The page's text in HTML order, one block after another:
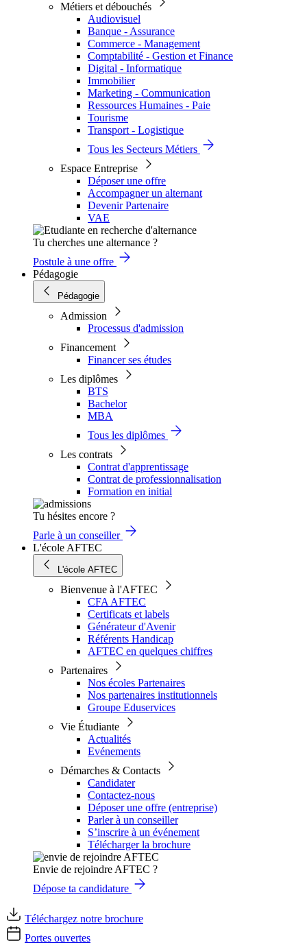
Métiers et débouchés
Audiovisuel
Banque - Assurance
Commerce - Management
Comptabilité - Gestion et Finance
Digital - Informatique
Immobilier
Marketing - Communication
Ressources Humaines - Paie
Tourisme
Transport - Logistique
Tous les Secteurs Métiers
Espace Entreprise
Déposer une offre
Accompagner un alternant
Devenir Partenaire
VAE
Tu cherches une alternance ?
Postule à une offre
Pédagogie
Pédagogie
Admission
Processus d'admission
Financement
Financer ses études
Les diplômes
BTS
Bachelor
MBA
Tous les diplômes
Les contrats
Contrat d'apprentissage
Contrat de professionnalisation
Formation en initial
Tu hésites encore ?
Parle à un conseiller
L'école AFTEC
L'école AFTEC
Bienvenue à l'AFTEC
CFA AFTEC
Certificats et labels
Générateur d'Avenir
Référents Handicap
AFTEC en quelques chiffres
Partenaires
Nos écoles Partenaires
Nos partenaires institutionnels
Groupe Eduservices
Vie Étudiante
Actualités
Evénements
Démarches & Contacts
Candidater
Contactez-nous
Déposer une offre (entreprise)
Parler à un conseiller
S’inscrire à un événement
Télécharger la brochure
Envie de rejoindre AFTEC ?
Dépose ta candidature
Téléchargez notre brochure
Portes ouvertes